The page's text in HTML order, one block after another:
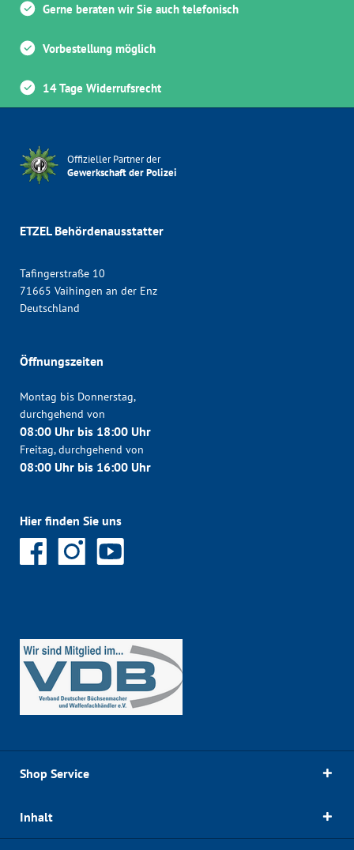
Gerne beraten wir Sie auch telefonisch
Vorbestellung möglich
14 Tage Widerrufsrecht
Offizieller Partner der
Gewerkschaft der Polizei
ETZEL Behördenausstatter
Tafingerstraße 10
71665 Vaihingen an der Enz
Deutschland
Öffnungszeiten
Montag bis Donnerstag,
durchgehend von
08:00 Uhr bis 18:00 Uhr
Freitag, durchgehend von
08:00 Uhr bis 16:00 Uhr
Hier finden Sie uns
Shop Service
Inhalt